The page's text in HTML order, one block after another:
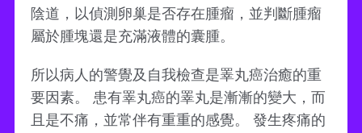
陰道，以偵測卵巢是否存在腫瘤，並判斷腫瘤
屬於腫塊還是充滿液體的囊腫。
所以病人的警覺及自我檢查是睪丸癌治癒的重
要因素。 患有睪丸癌的睪丸是漸漸的變大，而
且是不痛，並常伴有重重的感覺。 發生疼痛的